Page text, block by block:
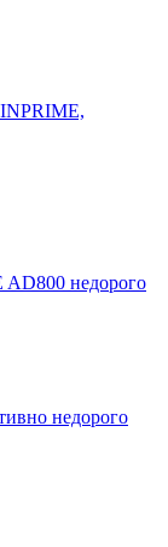
AD800 недорого
недорого